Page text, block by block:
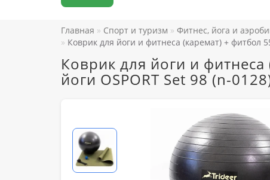
Главная Спорт и туризм Фитнес, йога и
Коврик для йоги и фитнеса (каремат) + фитбол
Коврик для йоги и
йоги OSPORT Set 98 (n-